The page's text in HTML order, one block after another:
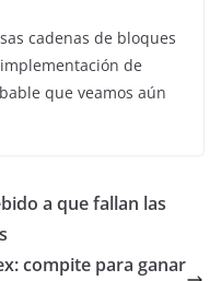
cadenas de bloques
de
que veamos aún
a que fallan las
compite para ganar